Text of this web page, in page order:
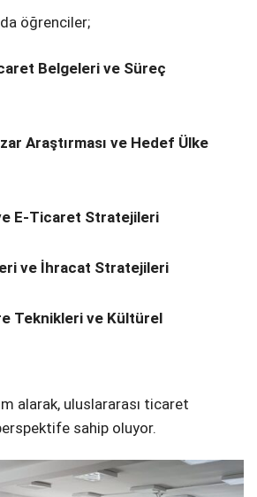
öğrenciler;
Belgeleri ve Süreç
Araştırması ve Hedef Ülke
E-Ticaret Stratejileri
ve İhracat Stratejileri
Teknikleri ve Kültürel
alarak, uluslararası ticaret
sahip oluyor.